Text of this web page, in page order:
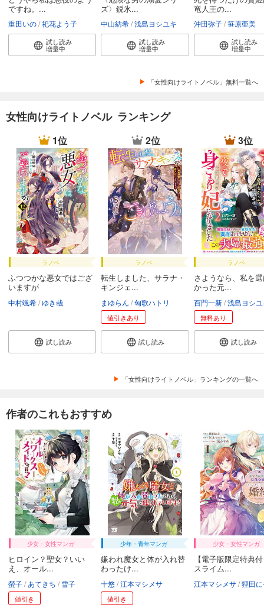
ですね。...
重田いの 祀花よう子
試し読み
増量中
ズ〉鋭氷...
中山紡希 浅島ヨシユキ
試し読み
増量中
竜人王の...
沖田弥子 笹原亜美
試し読み
増量中
「女性向けライトノベル」無料一覧へ
女性向けライトノベル ランキング
1位
ラノベ
ふつつかな悪女ではござ
いますが
中村颯希 ゆき哉
試し読み
2位
ラノベ
転生しました、サラナ・
キンジェ...
まゆらん 匈歌ハトリ
値引きあり
試し読み
3位
ラノベ
さようなら、私を
かった元...
百門一新 浅島ヨシ
無料あり
試し読み
「女性向けライトノベル」ランキングの一覧へ
作者のこれもおすすめ
少女・女性マンガ
ヒロイン？聖女？いい
え、オール...
螢子 あてきち 雪子
値引き
少年・青年マンガ
嫌われ魔女と体が入れ替
わったけ...
十悠 江本マシメサ
値引き
少女・女性マンガ
【電子版限定特典
スライム...
江本マシメサ 狸田